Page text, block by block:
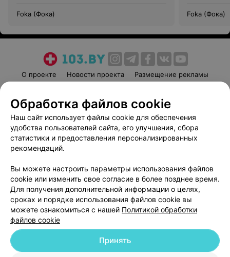
Foka (Фока) Foka (Фока)
О проекте Новости проекта
Размещение рекламы
Пользовательское соглашение
Способы оплаты
Вакансии
Партнеры
Написать руководителю 103.by
Обработка персональных данных
© 2026 ООО «Артокс Лаб», УНП 191700409
| 220012, Республика Беларусь,
Обработка файлов cookie
Наш сайт использует файлы cookie для обеспечения
удобства пользователей сайта, его улучшения, сбора
статистики и предоставления персонализированных
рекомендаций.
Вы можете настроить параметры использования файлов
cookie или изменить свое согласие в более позднее время.
Для получения дополнительной информации о целях,
сроках и порядке использования файлов cookie вы
можете ознакомиться с нашей Политикой обработки
файлов cookie
Принять